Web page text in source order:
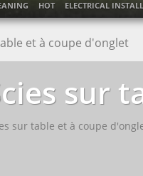
HOT ELECTRICAL
et à coupe d'onglet
sur
sur table et à coupe